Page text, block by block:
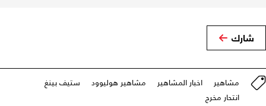
شارك
مشاهير اخبار المشاهير مشاهير هوليوود
ستيف بينغ
انتحار مخرج